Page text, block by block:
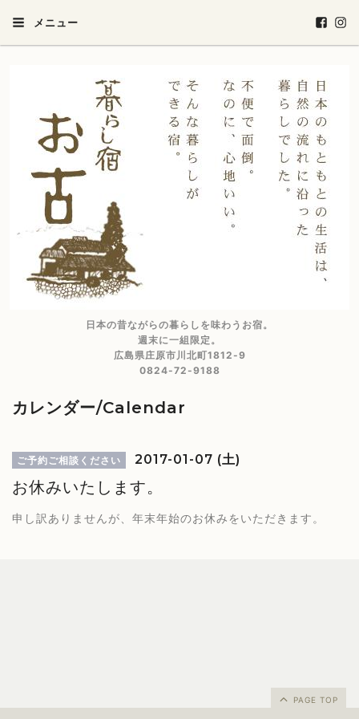
メニュー
日本の昔ながらの暮らしを味わうお宿。
週末に一組限定。
広島県庄原市川北町1812-9
0824-72-9188
カレンダー/Calendar
ご予約ご相談ください 2017-01-07 (土)
お休みいたします。
申し訳ありませんが、年末年始のお休みをいただきます。
PAGE TOP